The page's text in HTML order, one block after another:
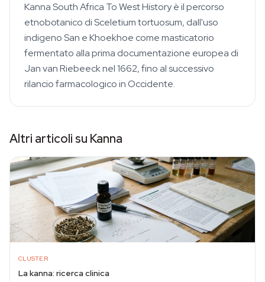
Kanna South Africa To West History è il percorso
etnobotanico di Sceletium tortuosum, dall'uso
indigeno San e Khoekhoe come masticatorio
fermentato alla prima documentazione europea di
Jan van Riebeeck nel 1662, fino al successivo
rilancio farmacologico in Occidente.
Altri articoli su Kanna
CLUSTER
La kanna: ricerca clinica